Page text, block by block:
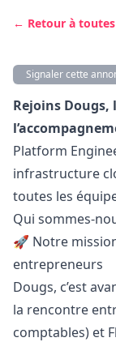
← Retour à
Signaler cette
Description
Rejoins
Platform
infrastructure
toutes les
Qui sommes-
🚀 Notre
entrepreneurs
Dougs, c’est
la rencontre
comptables) et